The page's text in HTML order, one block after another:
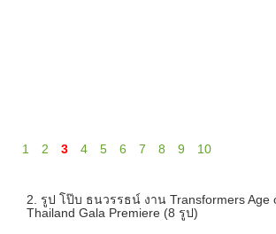
1 2 3 4 5 6 7 8 9 10
2. รูป โป๊บ ธนวรรธน์ งาน Transformers Age
Thailand Gala Premiere (8 รูป)